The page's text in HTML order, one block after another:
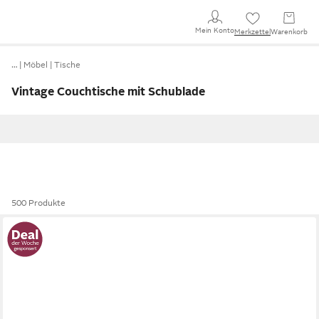
Mein KontoMerkzettel Warenkorb
… Möbel Tische
Vintage Couchtische mit Schublade
500 Produkte